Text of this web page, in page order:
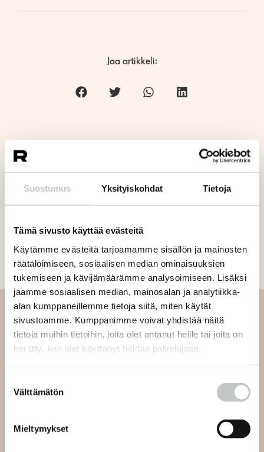
Suostumus Yksityiskohdat Tietoja
Tämä sivusto käyttää evästeitä
Käytämme evästeitä tarjoamamme sisällön ja mainosten
räätälöimiseen, sosiaalisen median ominaisuuksien
tukemiseen ja kävijämäärämme analysoimiseen. Lisäksi
jaamme sosiaalisen median, mainosalan ja analytiikka-
alan kumppaneillemme tietoja siitä, miten käytät
sivustoamme. Kumppanimme voivat yhdistää näitä
tietoja muihin tietoihin, joita olet antanut heille tai joita on
kerätty, kun olet käyttänyt heidän palvelujaan.
valinta
Välttämätön
Mieltymykset
Jaa artikkeli:
Lue seuraavaksi:
Tilaa uutiskirjeemme
Tilaa uutiskirjeemme ja saat tiedon uusista tapahtumista